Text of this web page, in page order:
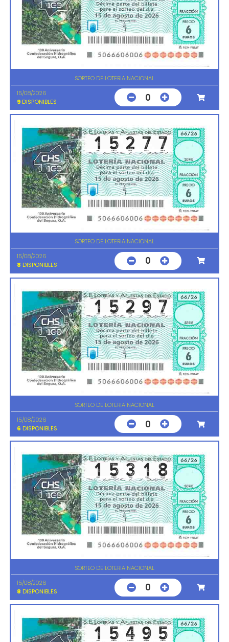
SORTEO DE LOTERIA NACIONAL
15/08/2026
9 DISPONIBLES 0
SORTEO DE LOTERIA NACIONAL
15/08/2026
8 DISPONIBLES 0
SORTEO DE LOTERIA NACIONAL
15/08/2026
6 DISPONIBLES 0
SORTEO DE LOTERIA NACIONAL
15/08/2026
8 DISPONIBLES 0